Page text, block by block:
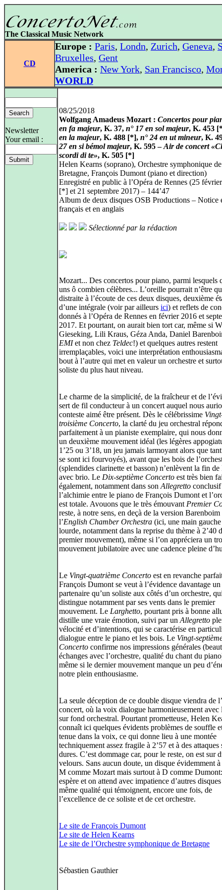
The Classical Music Network
CD
Europe : Paris, Londn, Zurich, Geneva,
Bruxelles, Gent
America : New York, San Francisco,
WORLD
Newsletter
Your email :
08/25/2018
Wolfgang Amadeus Mozart : Concertos pour
en fa majeur, K. 37, n° 17 en sol majeur, K. 453
en la majeur, K. 488 [*], n° 24 en ut mineur, K.
27 en si bémol majeur, K. 595 –Air de concert
scordi di te», K. 505 [*]
Helen Kearns (soprano), Orchestre symphonique de
Bretagne, François Dumont (piano et direction)
Enregistré en public à l’Opéra de Rennes (25
[*] et 21 septembre 2017) – 144’47
Album de deux disques OSB Productions – Notice
français et en anglais
Sélectionné par la rédaction
Mozart... Des concertos pour piano, parmi lesquels
uns ô combien célèbres... L’oreille pourrait n’être
distraite à l’écoute de ces deux disques, deuxième
d’une intégrale (voir par ailleurs ici) et reflets de
donnés à l’Opéra de Rennes en février 2016 et
2017. Et pourtant, on aurait bien tort car, même si
Gieseking, Lili Kraus, Géza Anda, Daniel
EMIet non chez Teldec!) et quelques autres restent
irremplaçables, voici une interprétation
bout à l’autre qui met en valeur un orchestre et
soliste du plus haut niveau.
Le charme de la simplicité, de la fraîcheur et de
sert de fil conducteur à un concert auquel nous
conteste aimé être présent. Dès le célébrissime
troisième Concerto, la clarté du jeu orchestral
parfaitement à un pianiste exemplaire, qui nous
un deuxième mouvement idéal (les légères
1’25 ou 3’18, un jeu jamais larmoyant alors que tant
se sont ici fourvoyés), avant que les bois de
(splendides clarinette et basson) n’enlèvent la fin
avec brio. Le Dix-septième Concerto est très bien
également, notamment dans son Allegretto
l’alchimie entre le piano de François Dumont et
est totale. Avouons que le très émouvant Premier
reste, à notre sens, en deçà de la version Barenboim
l’English Chamber Orchestra (ici, une main
lourde, notamment dans la reprise du thème à 2’40
premier mouvement), même si l’on appréciera un
mouvement jubilatoire avec une cadence pleine
Le Vingt-quatrième Concerto est en revanche
François Dumont se veut à l’évidence davantage un
partenaire qu’un soliste aux côtés d’un orchestre,
distingue notamment par ses vents dans le premier
mouvement. Le Larghetto, pourtant pris à bonne
distille une vraie émotion, suivi par un Allegretto
vélocité et d’intentions, qui se caractérise en
dialogue entre le piano et les bois. Le Vingt-
Concerto confirme nos impressions générales
échanges avec l’orchestre, qualité du chant du
même si le dernier mouvement manque un peu
notre plein enthousiasme.
La seule déception de ce double disque viendra de
concert, où la voix dialogue harmonieusement avec
sur fond orchestral. Pourtant prometteuse, Helen
connaît ici quelques évidents problèmes de souffle
tenue dans la voix, ce qui donne lieu à une montée
techniquement assez fragile à 2’57 et à des attaques
dures. C’est dommage car, pour le reste, on est sur
velours. Sans aucun doute, un disque évidemment à
M comme Mozart mais surtout à D comme
espère et on attend avec impatience d’autres
même qualité qui témoignent, encore une fois, de
l’excellence de ce soliste et de cet orchestre.
Le site de François Dumont
Le site de Helen Kearns
Le site de l’Orchestre symphonique de Bretagne
Sébastien Gauthier